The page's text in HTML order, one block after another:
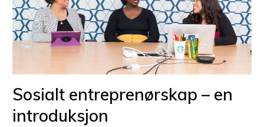
Sosialt entreprenørskap – en
introduksjon